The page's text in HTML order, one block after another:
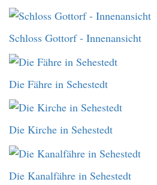
Schloss Gottorf - Innenansicht
Die Fähre in Sehestedt
Die Kirche in Sehestedt
Die Kanalfähre in Sehestedt